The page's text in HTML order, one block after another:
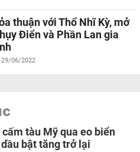
thuận với Thổ Nhĩ Kỳ, mở
Điển và Phần Lan gia
29/06/2022
tàu Mỹ qua eo biển
bật tăng trở lại